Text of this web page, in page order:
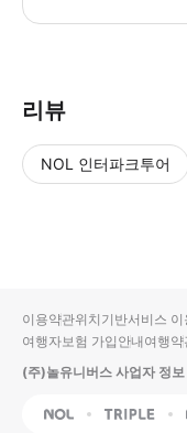
리뷰
NOL 인터파크투어
입니
다.
순
상
이용약관위치기반서비스
여행자보험 가입안내여행약
(주)놀유니버스 사업자 정보
NOL Triple